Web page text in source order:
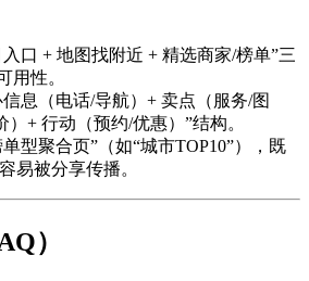
口 + 地图找附近 + 精选商家/榜单”三
用性。
息（电话/导航）+ 卖点（服务/图
）+ 行动（预约/优惠）”结构。
型聚合页”（如“城市TOP10”），既
易被分享传播。
）